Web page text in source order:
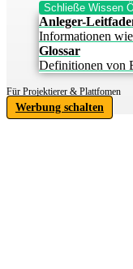
Schließe Wissen
Anleger-
Informationen
Glossar
Definitionen von
Für Projektierer & Plattfomen
Werbung schalten